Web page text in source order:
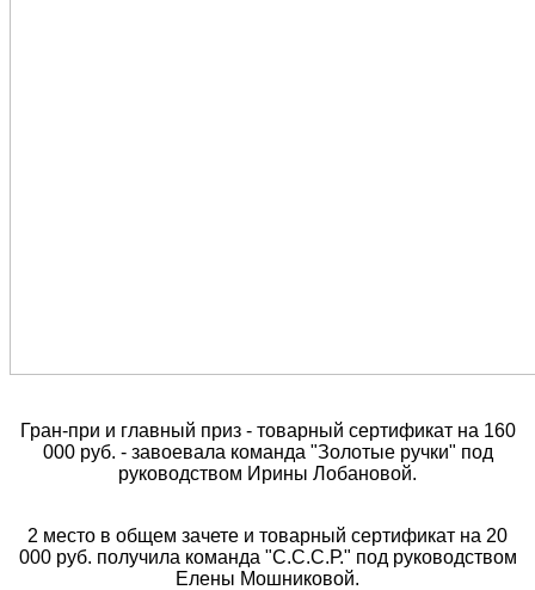
Гран-при и главный приз - товарный сертификат на 160
000 руб. - завоевала команда "Золотые ручки" под
руководством Ирины Лобановой.
2 место в общем зачете и товарный сертификат на 20
000 руб. получила команда "С.С.С.Р." под руководством
Елены Мошниковой.